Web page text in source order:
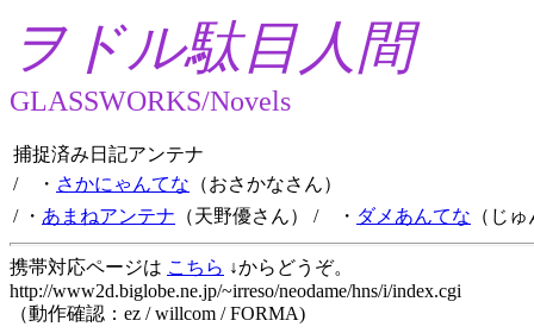
ヲドル駄目人間
GLASSWORKS/Novels
捕捉済み日記アンテナ
/ ・ さかにゃんてな （おさかなさん）
/ ・ あまねアンテナ （天野優さん） / ・ ダメあんてな （じ
携帯対応ページは こちら ↓からどうぞ。
http://www2d.biglobe.ne.jp/~irreso/neodame/hns/i/index.cgi
（動作確認：ez / willcom / FORMA)